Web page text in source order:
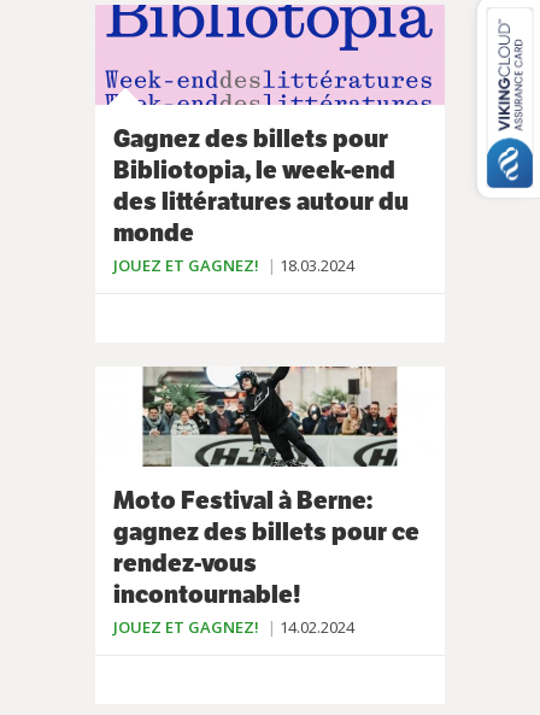
Gagnez des billets pour
Bibliotopia, le week-end
des littératures autour du
monde
JOUEZ ET GAGNEZ! 18.03.2024
Moto Festival à Berne:
gagnez des billets pour ce
rendez-vous
incontournable!
JOUEZ ET GAGNEZ! 14.02.2024